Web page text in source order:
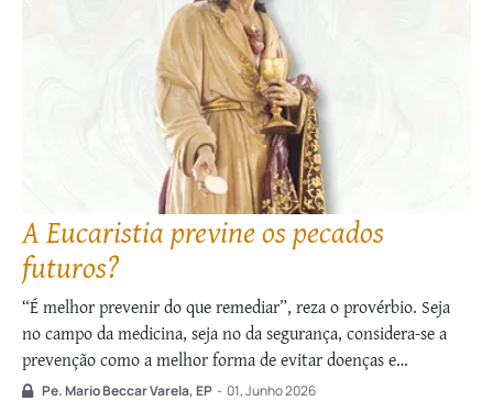
A Eucaristia previne os pecados
futuros?
“É melhor prevenir do que remediar”, reza o provérbio. Seja
no campo da medicina, seja no da segurança, considera-se a
prevenção como a melhor forma de evitar doenças e
incidentes. Qualquer intervenção é sempre mais traumática
Pe. Mario Beccar Varela, EP - 01, Junho 2026